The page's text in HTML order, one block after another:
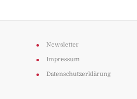
Newsletter
Impressum
Datenschutzerklärung